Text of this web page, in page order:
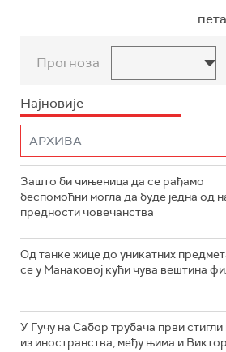
Прогноза
Најновије
Зашто би чињеница да се рађамо
беспомоћни могла да буде једна од
предности човечанства
Од танке жице до уникатних
се у Манаковој кући чува вештина
У Гучу на Сабор трубача први стигли
из иностранства, међу њима и